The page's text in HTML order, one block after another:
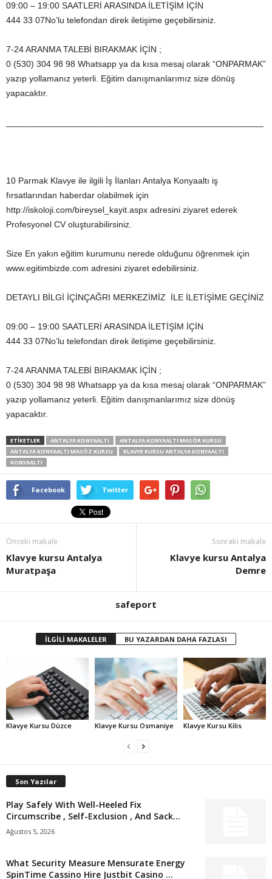
09:00 – 19:00 SAATLERİ ARASINDA İLETİŞİM İÇİN
444 33 07No’lu telefondan direk iletişime geçebilirsiniz.
7-24 ARANMA TALEBİ BIRAKMAK İÇİN ;
0 (530) 304 98 98 Whatsapp ya da kısa mesaj olarak “ONPARMAK”
yazıp yollamanız yeterli. Eğitim danışmanlarımız size dönüş
yapacaktır.
10 Parmak Klavye ile ilgili İş İlanları Antalya Konyaaltı iş
fırsatlarından haberdar olabilmek için
http://iskoloji.com/bireysel_kayit.aspx adresini ziyaret ederek
Profesyonel CV oluşturabilirsiniz.
Size En yakın eğitim kurumunu nerede olduğunu öğrenmek için
www.egitimbizde.com adresini ziyaret edebilirsiniz.
DETAYLI BİLGİ İÇİNÇAĞRI MERKEZİMİZ İLE İLETİŞİME GEÇİNİZ
09:00 – 19:00 SAATLERİ ARASINDA İLETİŞİM İÇİN
444 33 07No’lu telefondan direk iletişime geçebilirsiniz.
7-24 ARANMA TALEBİ BIRAKMAK İÇİN ;
0 (530) 304 98 98 Whatsapp ya da kısa mesaj olarak “ONPARMAK”
yazıp yollamanız yeterli. Eğitim danışmanlarımız size dönüş
yapacaktır.
ETİKETLER ANTALYA KONYAALTI
ANTALYA KONYAALTI MASÖR KURSU
ANTALYA KONYAALTI MASÖZ KURSU
KLAVYE KURSU ANTALYA KONYAALTI
KONYAALTI
Facebook Twitter
Önceki makale
Klavye kursu Antalya
Muratpaşa
Sonraki makale
Klavye kursu Antalya
Demre
safeport
İLGİLİ MAKALELER BU YAZARDAN DAHA FAZLASI
Klavye Kursu Düzce Klavye Kursu Osmaniye Klavye Kursu Kilis
Son Yazılar
Play Safely With Well-Heeled Fix
Circumscribe , Self-Exclusion , And Sack...
Ağustos 5, 2026
What Security Measure Mensurate Energy
SpinTime Cassino Hire Justbit Casino ...